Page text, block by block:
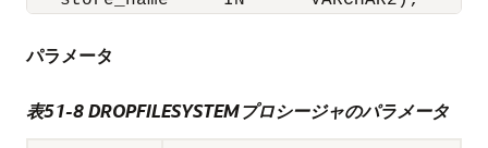
パラメータ
表51-8 DROPFILESYSTEMプロシージャのパラメータ